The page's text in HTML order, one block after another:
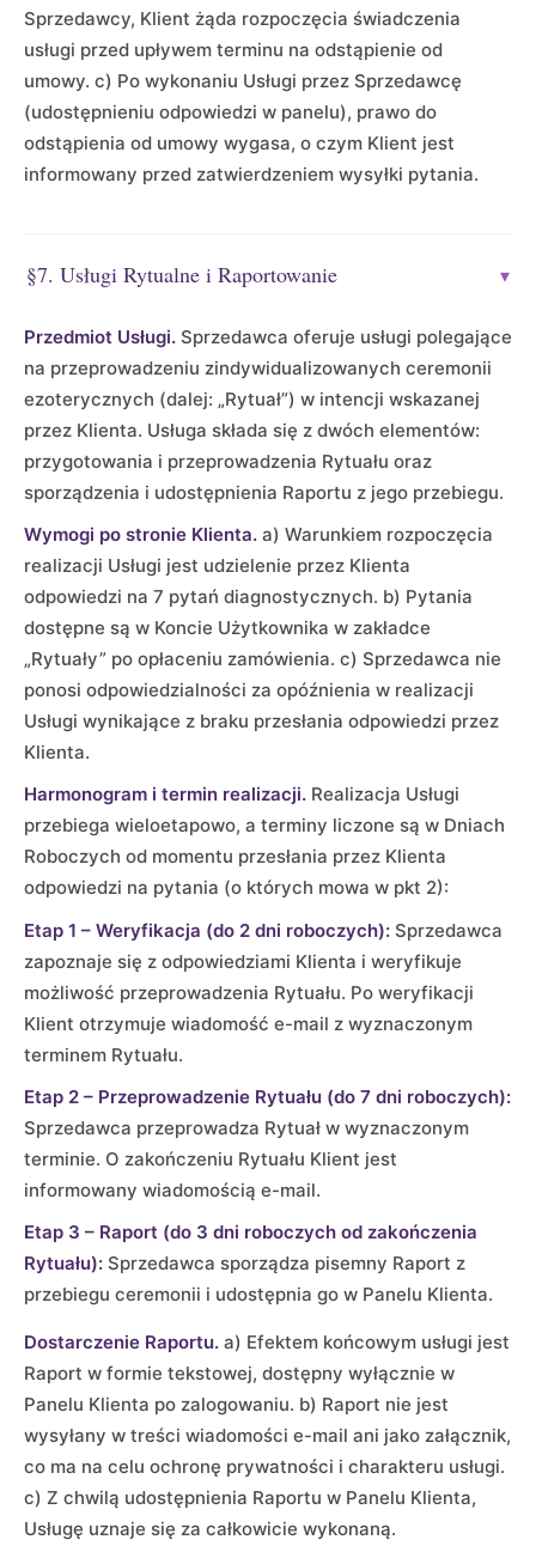
Sprzedawcy, Klient żąda rozpoczęcia świadczenia
usługi przed upływem terminu na odstąpienie od
umowy. c) Po wykonaniu Usługi przez Sprzedawcę
(udostępnieniu odpowiedzi w panelu), prawo do
odstąpienia od umowy wygasa, o czym Klient jest
informowany przed zatwierdzeniem wysyłki pytania.
§7. Usługi Rytualne i Raportowanie ▾
Przedmiot Usługi. Sprzedawca oferuje usługi polegające
na przeprowadzeniu zindywidualizowanych ceremonii
ezoterycznych (dalej: „Rytuał”) w intencji wskazanej
przez Klienta. Usługa składa się z dwóch elementów:
przygotowania i przeprowadzenia Rytuału oraz
sporządzenia i udostępnienia Raportu z jego przebiegu.
Wymogi po stronie Klienta. a) Warunkiem rozpoczęcia
realizacji Usługi jest udzielenie przez Klienta
odpowiedzi na 7 pytań diagnostycznych. b) Pytania
dostępne są w Koncie Użytkownika w zakładce
„Rytuały” po opłaceniu zamówienia. c) Sprzedawca nie
ponosi odpowiedzialności za opóźnienia w realizacji
Usługi wynikające z braku przesłania odpowiedzi przez
Klienta.
Harmonogram i termin realizacji. Realizacja Usługi
przebiega wieloetapowo, a terminy liczone są w Dniach
Roboczych od momentu przesłania przez Klienta
odpowiedzi na pytania (o których mowa w pkt 2):
Etap 1 – Weryfikacja (do 2 dni roboczych): Sprzedawca
zapoznaje się z odpowiedziami Klienta i weryfikuje
możliwość przeprowadzenia Rytuału. Po weryfikacji
Klient otrzymuje wiadomość e-mail z wyznaczonym
terminem Rytuału.
Etap 2 – Przeprowadzenie Rytuału (do 7 dni roboczych):
Sprzedawca przeprowadza Rytuał w wyznaczonym
terminie. O zakończeniu Rytuału Klient jest
informowany wiadomością e-mail.
Etap 3 – Raport (do 3 dni roboczych od zakończenia
Rytuału): Sprzedawca sporządza pisemny Raport z
przebiegu ceremonii i udostępnia go w Panelu Klienta.
Dostarczenie Raportu. a) Efektem końcowym usługi jest
Raport w formie tekstowej, dostępny wyłącznie w
Panelu Klienta po zalogowaniu. b) Raport nie jest
wysyłany w treści wiadomości e-mail ani jako załącznik,
co ma na celu ochronę prywatności i charakteru usługi.
c) Z chwilą udostępnienia Raportu w Panelu Klienta,
Usługę uznaje się za całkowicie wykonaną.